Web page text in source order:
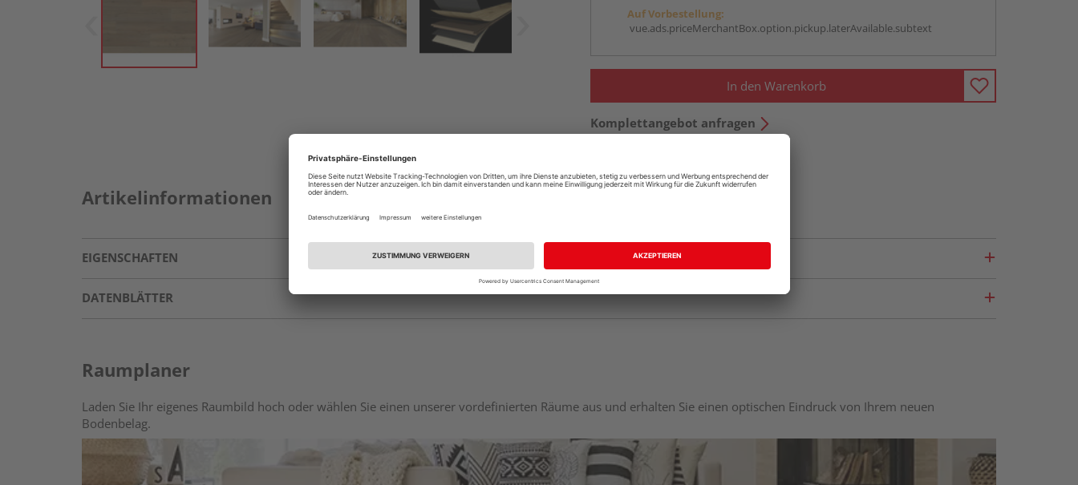
Auf Vorbestellung:
vue.ads.priceMerchantBox.option.pickup.laterAvailable.subtext
In den Warenkorb
Komplettangebot anfragen
Artikelinformationen
EIGENSCHAFTEN
DATENBLÄTTER
Raumplaner
Laden Sie Ihr eigenes Raumbild hoch oder wählen Sie einen unserer vordefinierten Räume aus und erhalten Sie einen optischen Eindruck von Ihrem neuen
Bodenbelag.